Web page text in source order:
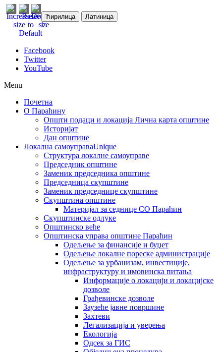
Ћирилица Латиница
Facebook
Twitter
YouTube
Menu
Почетна
О Параћину
Општи подаци и локација Лична карта општине
Историјат
Дан општине
Локална самоуправаUnique
Структура локалне самоуправе
Председник општине
Заменик председника општине
Председница скупштине
Заменик председнице скупштине
Скупштина општине
Материјал за седнице СО Параћин
Скупштинске одлуке
Општинско веће
Општинска управа општине Параћин
Одељење за финансије и буџет
Одељење локалне пореске администрације
Одељење за урбанизам, инвестиције,
инфраструктуру и имовинска питања
Информације о локацији и локацијске
дозволе
Грађевинске дозволе
Заузеће јавне површине
Захтеви
Легализација и уверења
Екологија
Одсек за ГИС